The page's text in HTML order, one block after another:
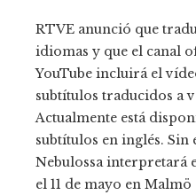
RTVE anunció que
idiomas y que el canal
YouTube incluirá el
subtítulos traducidos a
Actualmente está
subtítulos en inglés. Sin
Nebulossa interpretará
el 11 de mayo en